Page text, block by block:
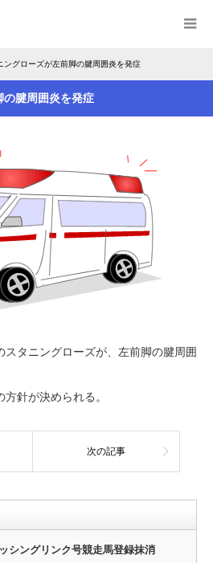
ングローズが左前脚の腱周囲炎を発症
の腱周囲炎を発症
スタニングローズが、左前脚の腱周囲
針が決められる。
次の記事
シングリンク号競走馬登録抹消